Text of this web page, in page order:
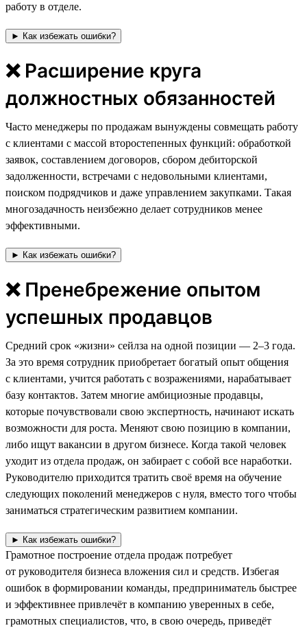
работу в отделе.
► Как избежать ошибки?
❌ Расширение круга
должностных обязанностей
Часто менеджеры по продажам вынуждены совмещать работу
с клиентами с массой второстепенных функций: обработкой
заявок, составлением договоров, сбором дебиторской
задолженности, встречами с недовольными клиентами,
поиском подрядчиков и даже управлением закупками. Такая
многозадачность неизбежно делает сотрудников менее
эффективными.
► Как избежать ошибки?
❌ Пренебрежение опытом
успешных продавцов
Средний срок «жизни» сейлза на одной позиции — 2–3 года.
За это время сотрудник приобретает богатый опыт общения
с клиентами, учится работать с возражениями, нарабатывает
базу контактов. Затем многие амбициозные продавцы,
которые почувствовали свою экспертность, начинают искать
возможности для роста. Меняют свою позицию в компании,
либо ищут вакансии в другом бизнесе. Когда такой человек
уходит из отдела продаж, он забирает с собой все наработки.
Руководителю приходится тратить своё время на обучение
следующих поколений менеджеров с нуля, вместо того чтобы
заниматься стратегическим развитием компании.
► Как избежать ошибки?
Грамотное построение отдела продаж потребует
от руководителя бизнеса вложения сил и средств. Избегая
ошибок в формировании команды, предприниматель быстрее
и эффективнее привлечёт в компанию уверенных в себе,
грамотных специалистов, что, в свою очередь, приведёт